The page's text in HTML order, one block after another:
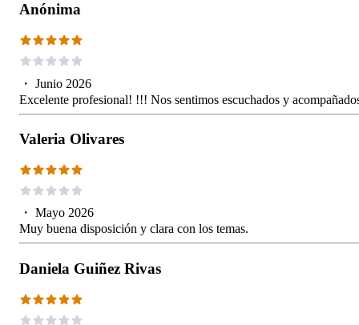
Anónima
・ Junio 2026
Excelente profesional! !!! Nos sentimos escuchados y
Valeria Olivares
・ Mayo 2026
Muy buena disposición y clara con los temas.
Daniela Guiñez Rivas